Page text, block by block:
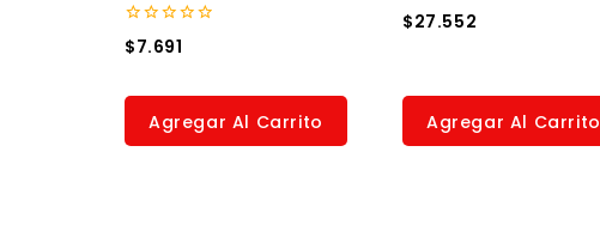
0
out
$7.691
Agregar Al Carrito
0
out
$27.552
Agregar Al Carrito